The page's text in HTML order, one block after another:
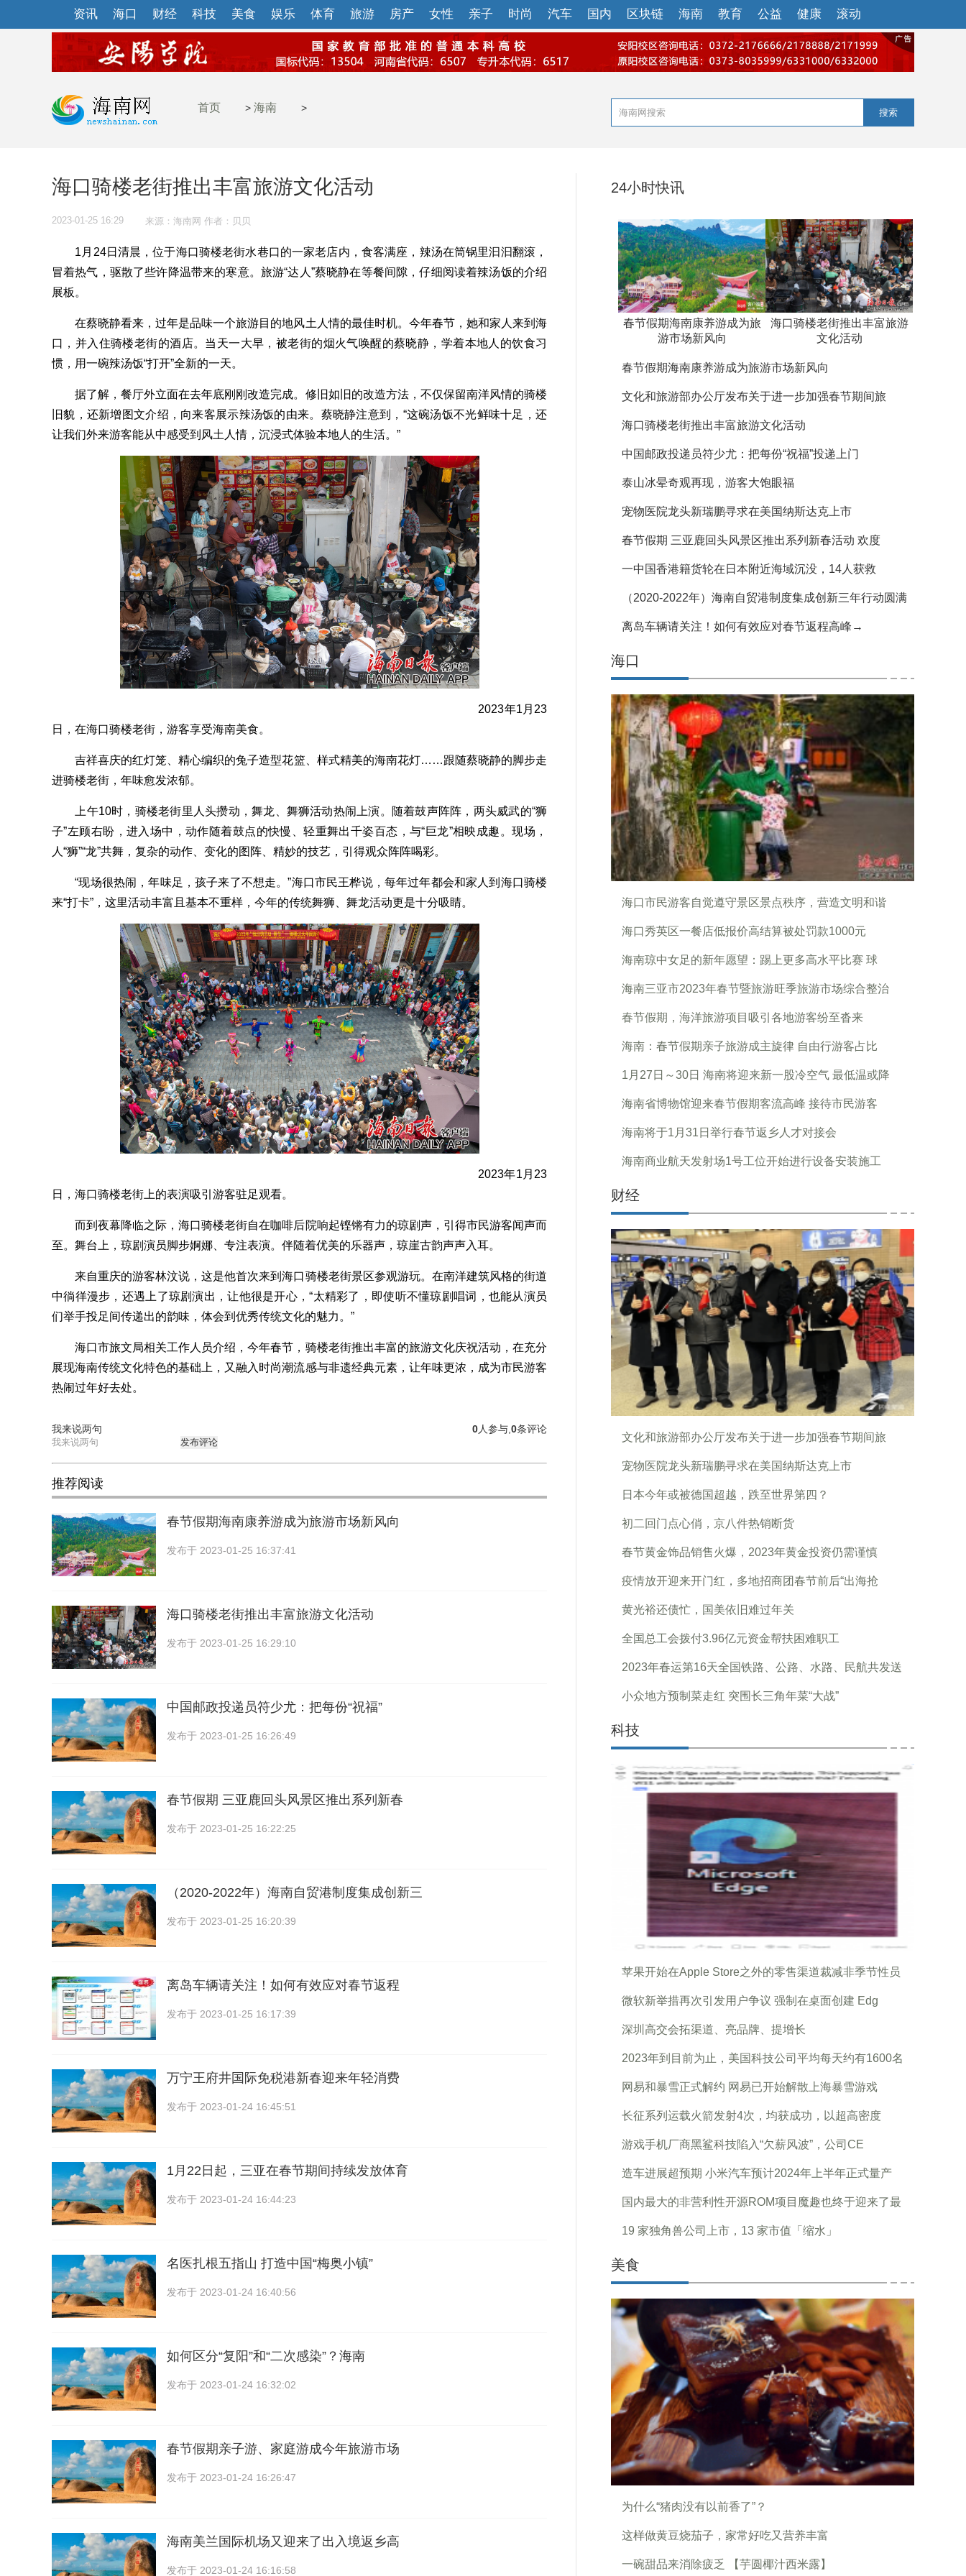
资讯 海口 财经 科技 美食 娱乐 体育 旅游 房产 女性 亲子 时尚 汽车 国内 区块链 海南 教育 公益 健康 滚动
首页 > 海南 > 搜索
海口骑楼老街推出丰富旅游文化活动
2023-01-25 16:29 来源：海南网 作者：贝贝
1月24日清晨，位于海口骑楼老街水巷口的一家老店内，食客满座，辣汤在筒锅里汩汩翻滚，
冒着热气，驱散了些许降温带来的寒意。旅游“达人”蔡晓静在等餐间隙，仔细阅读着辣汤饭的介绍
展板。
在蔡晓静看来，过年是品味一个旅游目的地风土人情的最佳时机。今年春节，她和家人来到海
口，并入住骑楼老街的酒店。当天一大早，被老街的烟火气唤醒的蔡晓静，学着本地人的饮食习
惯，用一碗辣汤饭“打开”全新的一天。
据了解，餐厅外立面在去年底刚刚改造完成。修旧如旧的改造方法，不仅保留南洋风情的骑楼
旧貌，还新增图文介绍，向来客展示辣汤饭的由来。蔡晓静注意到，“这碗汤饭不光鲜味十足，还
让我们外来游客能从中感受到风土人情，沉浸式体验本地人的生活。”
2023年1月23
日，在海口骑楼老街，游客享受海南美食。
吉祥喜庆的红灯笼、精心编织的兔子造型花篮、样式精美的海南花灯……跟随蔡晓静的脚步走
进骑楼老街，年味愈发浓郁。
上午10时，骑楼老街里人头攒动，舞龙、舞狮活动热闹上演。随着鼓声阵阵，两头威武的“狮
子”左顾右盼，进入场中，动作随着鼓点的快慢、轻重舞出千姿百态，与“巨龙”相映成趣。现场，
人“狮”“龙”共舞，复杂的动作、变化的图阵、精妙的技艺，引得观众阵阵喝彩。
“现场很热闹，年味足，孩子来了不想走。”海口市民王桦说，每年过年都会和家人到海口骑楼
来“打卡”，这里活动丰富且基本不重样，今年的传统舞狮、舞龙活动更是十分吸睛。
2023年1月23
日，海口骑楼老街上的表演吸引游客驻足观看。
而到夜幕降临之际，海口骑楼老街自在咖啡后院响起铿锵有力的琼剧声，引得市民游客闻声而
至。舞台上，琼剧演员脚步婀娜、专注表演。伴随着优美的乐器声，琼崖古韵声声入耳。
来自重庆的游客林汶说，这是他首次来到海口骑楼老街景区参观游玩。在南洋建筑风格的街道
中徜徉漫步，还遇上了琼剧演出，让他很是开心，“太精彩了，即使听不懂琼剧唱词，也能从演员
们举手投足间传递出的韵味，体会到优秀传统文化的魅力。”
海口市旅文局相关工作人员介绍，今年春节，骑楼老街推出丰富的旅游文化庆祝活动，在充分
展现海南传统文化特色的基础上，又融入时尚潮流感与非遗经典元素，让年味更浓，成为市民游客
热闹过年好去处。
我来说两句 0条评论
0人参与,
发布评论
推荐阅读
春节假期海南康养游成为旅游市场新风向
发布于 2023-01-25 16:37:41
海口骑楼老街推出丰富旅游文化活动
发布于 2023-01-25 16:29:10
中国邮政投递员符少尤：把每份“祝福”
发布于 2023-01-25 16:26:49
春节假期 三亚鹿回头风景区推出系列新春
发布于 2023-01-25 16:22:25
（2020-2022年）海南自贸港制度集成创新三
发布于 2023-01-25 16:20:39
离岛车辆请关注！如何有效应对春节返程
发布于 2023-01-25 16:17:39
万宁王府井国际免税港新春迎来年轻消费
发布于 2023-01-24 16:45:51
1月22日起，三亚在春节期间持续发放体育
发布于 2023-01-24 16:44:23
名医扎根五指山 打造中国“梅奥小镇”
发布于 2023-01-24 16:40:56
如何区分“复阳”和“二次感染”？海南
发布于 2023-01-24 16:32:02
春节假期亲子游、家庭游成今年旅游市场
发布于 2023-01-24 16:26:47
海南美兰国际机场又迎来了出入境返乡高
发布于 2023-01-24 16:16:58
24小时快讯
春节假期海南康养游成为旅
游市场新风向
海口骑楼老街推出丰富旅游
文化活动
春节假期海南康养游成为旅游市场新风向
文化和旅游部办公厅发布关于进一步加强春节期间旅
海口骑楼老街推出丰富旅游文化活动
中国邮政投递员符少尤：把每份“祝福”投递上门
泰山冰晕奇观再现，游客大饱眼福
宠物医院龙头新瑞鹏寻求在美国纳斯达克上市
春节假期 三亚鹿回头风景区推出系列新春活动 欢度
一中国香港籍货轮在日本附近海域沉没，14人获救
（2020-2022年）海南自贸港制度集成创新三年行动圆满
离岛车辆请关注！如何有效应对春节返程高峰→
海口
海口市民游客自觉遵守景区景点秩序，营造文明和谐
海口秀英区一餐店低报价高结算被处罚款1000元
海南琼中女足的新年愿望：踢上更多高水平比赛 球
海南三亚市2023年春节暨旅游旺季旅游市场综合整治
春节假期，海洋旅游项目吸引各地游客纷至沓来
海南：春节假期亲子旅游成主旋律 自由行游客占比
1月27日～30日 海南将迎来新一股冷空气 最低温或降
海南省博物馆迎来春节假期客流高峰 接待市民游客
海南将于1月31日举行春节返乡人才对接会
海南商业航天发射场1号工位开始进行设备安装施工
财经
文化和旅游部办公厅发布关于进一步加强春节期间旅
宠物医院龙头新瑞鹏寻求在美国纳斯达克上市
日本今年或被德国超越，跌至世界第四？
初二回门点心俏，京八件热销断货
春节黄金饰品销售火爆，2023年黄金投资仍需谨慎
疫情放开迎来开门红，多地招商团春节前后“出海抢
黄光裕还债忙，国美依旧难过年关
全国总工会拨付3.96亿元资金帮扶困难职工
2023年春运第16天全国铁路、公路、水路、民航共发送
小众地方预制菜走红 突围长三角年菜“大战”
科技
苹果开始在Apple Store之外的零售渠道裁减非季节性员
微软新举措再次引发用户争议 强制在桌面创建 Edg
深圳高交会拓渠道、亮品牌、提增长
2023年到目前为止，美国科技公司平均每天约有1600名
网易和暴雪正式解约 网易已开始解散上海暴雪游戏
长征系列运载火箭发射4次，均获成功，以超高密度
游戏手机厂商黑鲨科技陷入“欠薪风波”，公司CE
造车进展超预期 小米汽车预计2024年上半年正式量产
国内最大的非营利性开源ROM项目魔趣也终于迎来了最
19 家独角兽公司上市，13 家市值「缩水」
美食
为什么“猪肉没有以前香了”？
这样做黄豆烧茄子，家常好吃又营养丰富
一碗甜品来消除疲乏 【芋圆椰汁西米露】